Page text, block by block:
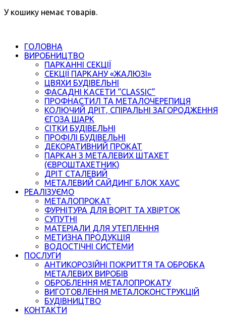
У кошику немає товарів.
ГОЛОВНА
ВИРОБНИЦТВО
ПАРКАННІ СЕКЦІЇ
СЕКЦІЇ ПАРКАНУ «ЖАЛЮЗІ»
ЦВЯХИ БУДІВЕЛЬНІ
ФАСАДНІ КАСЕТИ “CLASSIC”
ПРОФНАСТИЛ ТА МЕТАЛОЧЕРЕПИЦЯ
КОЛЮЧИЙ ДРІТ, СПІРАЛЬНІ ЗАГОРОДЖЕННЯ
ЄГОЗА ШАРК
СІТКИ БУДІВЕЛЬНІ
ПРОФІЛІ БУДІВЕЛЬНІ
ДЕКОРАТИВНИЙ ПРОКАТ
ПАРКАН З МЕТАЛЕВИХ ШТАХЕТ
(ЄВРОШТАХЕТНИК)
ДРІТ СТАЛЕВИЙ
МЕТАЛЕВИЙ САЙДИНГ БЛОК ХАУС
РЕАЛІЗУЄМО
МЕТАЛОПРОКАТ
ФУРНІТУРА ДЛЯ ВОРІТ ТА ХВІРТОК
СУПУТНІ
МАТЕРІАЛИ ДЛЯ УТЕПЛЕННЯ
МЕТИЗНА ПРОДУКЦІЯ
ВОДОСТІЧНІ СИСТЕМИ
ПОСЛУГИ
АНТИКОРОЗІЙНІ ПОКРИТТЯ ТА ОБРОБКА
МЕТАЛЕВИХ ВИРОБІВ
ОБРОБЛЕННЯ МЕТАЛОПРОКАТУ
ВИГОТОВЛЕННЯ МЕТАЛОКОНСТРУКЦІЙ
БУДІВНИЦТВО
КОНТАКТИ